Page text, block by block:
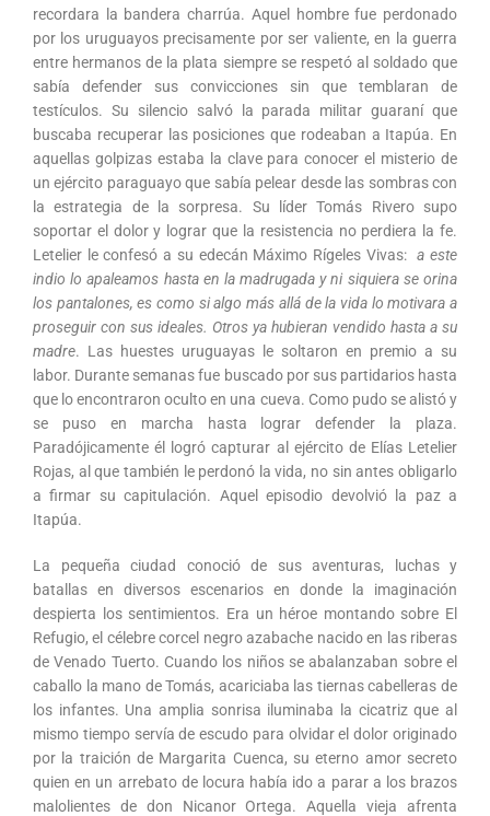
recordara la bandera charrúa. Aquel hombre fue perdonado
por los uruguayos precisamente por ser valiente, en la guerra
entre hermanos de la plata siempre se respetó al soldado que
sabía defender sus convicciones sin que temblaran de
testículos. Su silencio salvó la parada militar guaraní que
buscaba recuperar las posiciones que rodeaban a Itapúa. En
aquellas golpizas estaba la clave para conocer el misterio de
un ejército paraguayo que sabía pelear desde las sombras con
la estrategia de la sorpresa. Su líder Tomás Rivero supo
soportar el dolor y lograr que la resistencia no perdiera la fe.
Letelier le confesó a su edecán Máximo Rígeles Vivas:a este
indio lo apaleamos hasta en la madrugada y ni siquiera se orina
los pantalones, es como si algo más allá de la vida lo motivara a
proseguir con sus ideales. Otros ya hubieran vendido hasta a su
madre. Las huestes uruguayas le soltaron en premio a su
labor. Durante semanas fue buscado por sus partidarios hasta
que lo encontraron oculto en una cueva. Como pudo se alistó y
se puso en marcha hasta lograr defender la plaza.
Paradójicamente él logró capturar al ejército de Elías Letelier
Rojas, al que también le perdonó la vida, no sin antes obligarlo
a firmar su capitulación. Aquel episodio devolvió la paz a
Itapúa.
La pequeña ciudad conoció de sus aventuras, luchas y
batallas en diversos escenarios en donde la imaginación
despierta los sentimientos. Era un héroe montando sobre El
Refugio, el célebre corcel negro azabache nacido en las riberas
de Venado Tuerto. Cuando los niños se abalanzaban sobre el
caballo la mano de Tomás, acariciaba las tiernas cabelleras de
los infantes. Una amplia sonrisa iluminaba la cicatriz que al
mismo tiempo servía de escudo para olvidar el dolor originado
por la traición de Margarita Cuenca, su eterno amor secreto
quien en un arrebato de locura había ido a parar a los brazos
malolientes de don Nicanor Ortega. Aquella vieja afrenta